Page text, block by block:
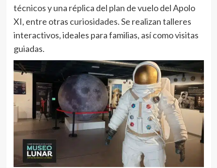
técnicos y una réplica del plan de vuelo del Apolo
XI, entre otras curiosidades. Se realizan talleres
interactivos, ideales para familias, así como visitas
guiadas.